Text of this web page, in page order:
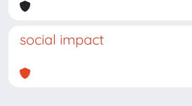
social impact